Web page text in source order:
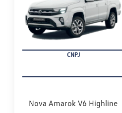
FROTISTA
Nova Amarok V6 Highline